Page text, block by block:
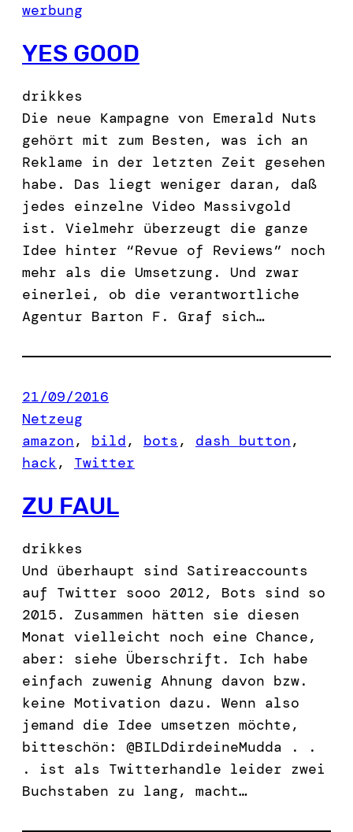
werbung
YES GOOD
drikkes
Die neue Kampagne von Emerald Nuts
gehört mit zum Besten, was ich an
Reklame in der letzten Zeit gesehen
habe. Das liegt weniger daran, daß
jedes einzelne Video Massivgold
ist. Vielmehr überzeugt die ganze
Idee hinter “Revue of Reviews” noch
mehr als die Umsetzung. Und zwar
einerlei, ob die verantwortliche
Agentur Barton F. Graf sich…
21/09/2016
Netzeug
amazon, bild, bots , dash button
hack, Twitter
ZU FAUL
drikkes
Und überhaupt sind Satireaccounts
auf Twitter sooo 2012, Bots sind so
2015. Zusammen hätten sie diesen
Monat vielleicht noch eine Chance,
aber: siehe Überschrift. Ich habe
einfach zuwenig Ahnung davon bzw.
keine Motivation dazu. Wenn also
jemand die Idee umsetzen möchte,
bitteschön: @BILDdirdeineMudda . .
. ist als Twitterhandle leider zwei
Buchstaben zu lang, macht…